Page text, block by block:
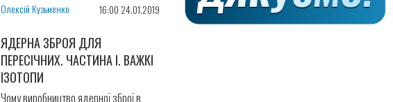
Олексій Кузьменко 16:00 24.01.2019
ЯДЕРНА ЗБРОЯ ДЛЯ
ПЕРЕСІЧНИХ. ЧАСТИНА І. ВАЖКІ
ІЗОТОПИ
Чому виробництво ядерної зброї в